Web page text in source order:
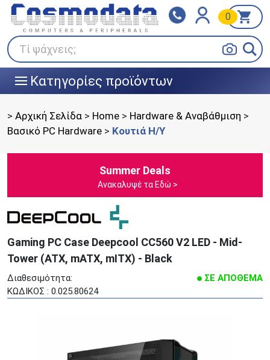
Τί ψάχνεις;
0
||| Κατηγορίες προϊόντων
Klarna
Πληρώστε σε 3
άτοκες δόσεις
BOX NOW
> Αρχική Σελίδα > Home > Hardware & Αναβάθμιση >
Βασικό PC Hardware > Κουτιά Η/Υ
Summer Deals
Ανακαλυψέ τα Εδώ >
Gaming PC Case Deepcool CC560 V2 LED - Mid-
Tower (ATX, mATX, mITX) - Black
Διαθεσιμότητα:
ΣΕ ΑΠΟΘΕΜΑ
ΚΩΔΙΚΟΣ : 0.025.80624